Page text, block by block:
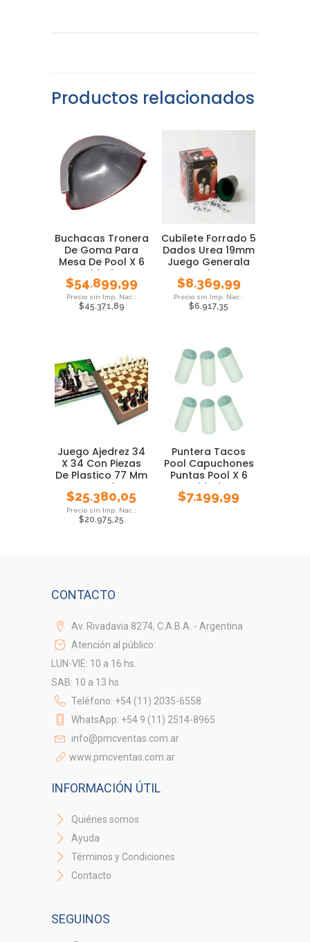
Productos relacionados
Buchacas Tronera
De Goma Para
Mesa De Pool X 6
Unidades
$54.899,99
$45.371,89
Cubilete Forrado 5
Dados Urea 19mm
Juego Generala
Local Pmc
$8.369,99
$6.917,35
Juego Ajedrez 34
X 34 Con Piezas
De Plastico 77 Mm
Local
$25.380,05
$20.975,25
Puntera Tacos
Pool Capuchones
Puntas Pool X 6
Unidades
$7.199,99
CONTACTO
Av. Rivadavia 8274, C.A.B.A. - Argentina
Atención al público:
LUN-VIE: 10 a 16 hs.
SAB: 10 a 13 hs.
Teléfono: +54 (11) 2035-6558
WhatsApp: +54 9 (11) 2514-8965
info@pmcventas.com.ar
www.pmcventas.com.ar
INFORMACIÓN ÚTIL
Quiénes somos
Ayuda
Términos y Condiciones
Contacto
SEGUINOS